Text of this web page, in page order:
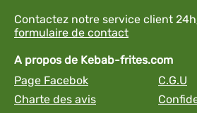
Contactez notre service client
formulaire de contact
A propos de Kebab-frites.com
Page Facebok
C.G.U
Charte des avis